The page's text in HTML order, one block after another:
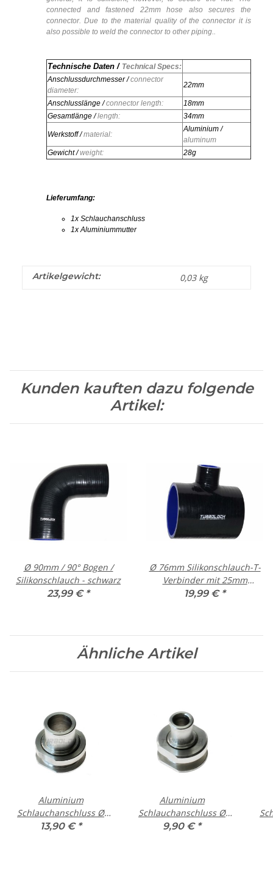
connected and fastened 22mm hose also secures the
connector. Due to the material quality of the connector it is
also possible to weld the connector to other piping..
Technische Daten / Technical Specs:
Anschlussdurchmesser /connector
diameter:
22mm
Anschlusslänge /connector length:
18mm
Gesamtlänge /length: 34mm
Werkstoff /material:
Aluminium /
aluminum
Gewicht /weight: 28g
Lieferumfang:
1x Schlauchanschluss
1x Aluminiummutter
Artikelgewicht: 0,03 kg
Kunden kauften dazu folgende
Artikel:
Ø 90mm / 90° Bogen /
Silikonschlauch - schwarz
23,99 € *
Ø 76mm Silikonschlauch-T-
Verbinder mit 25mm
Anschluss - schwarz
19,99 € *
Ähnliche Artikel
Aluminium
Schlauchanschluss Ø
19mm für
13,90 € *
Aluminium
Schlauchanschluss Ø
10mm für
9,90 € *